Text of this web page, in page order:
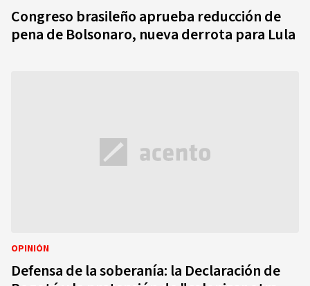
Congreso brasileño aprueba reducción de
pena de Bolsonaro, nueva derrota para Lula
OPINIÓN
Defensa de la soberanía: la Declaración de